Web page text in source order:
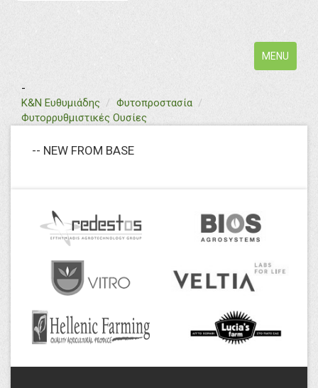
Toggle
navigation
MENU
-
Κ&Ν Ευθυμιάδης textΦυτοπροστασία
Φυτορρυθμιστικές Ουσίες
-- NEW FROM BASE